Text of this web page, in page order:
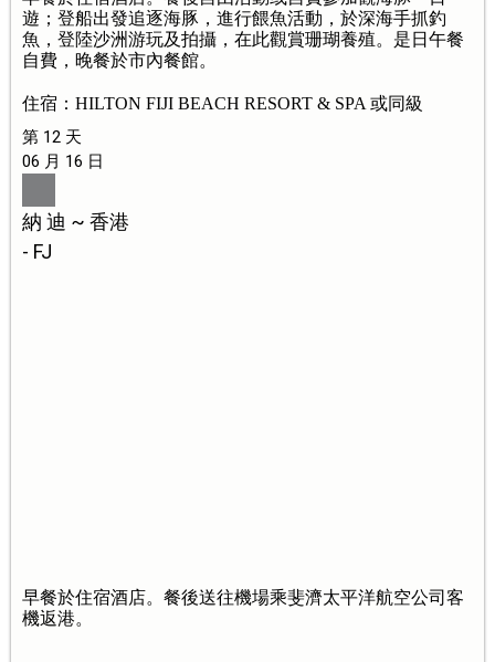
遊；登船出發追逐海豚，進行餵魚活動，於深海手抓釣
魚，登陸沙洲游玩及拍攝，在此觀賞珊瑚養殖。是日午餐
自費，晚餐於市內餐館。
住宿：HILTON FIJI BEACH RESORT & SPA 或同級
第 12 天
06 月 16 日
納 迪 ~ 香港
- FJ
早餐於住宿酒店。餐後送往機場乘斐濟太平洋航空公司客
機返港。